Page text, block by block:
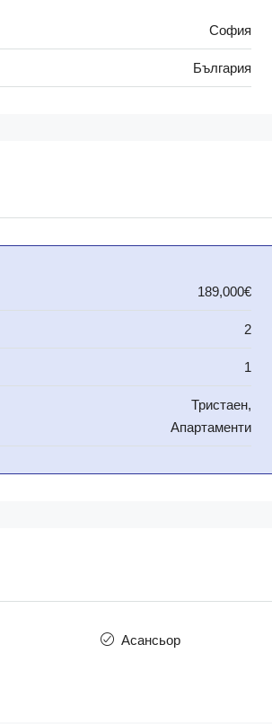
София
България
189,000€
2
1
Тристаен,
Апартаменти
Асансьор